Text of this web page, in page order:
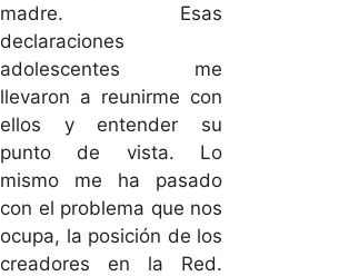
madre. Esas
declaraciones
adolescentes me
llevaron a reunirme con
ellos y entender su
punto de vista. Lo
mismo me ha pasado
con el problema que nos
ocupa, la posición de los
creadores en la Red.